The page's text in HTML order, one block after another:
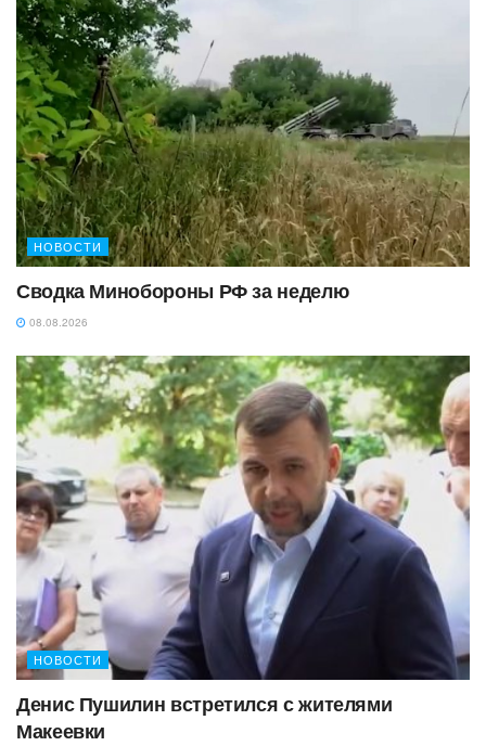
НОВОСТИ
Сводка Минобороны РФ за неделю
08.08.2026
НОВОСТИ
Денис Пушилин встретился с жителями
Макеевки